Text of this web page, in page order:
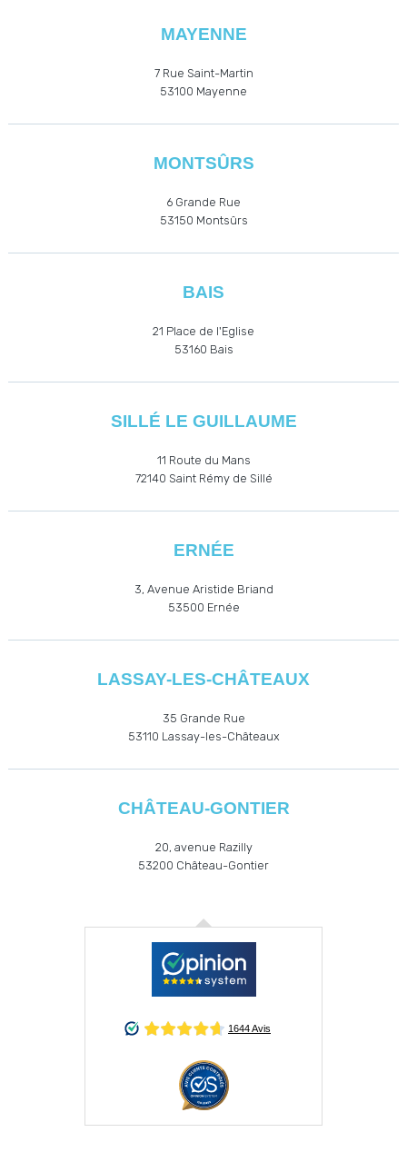
MAYENNE
7 Rue Saint-Martin
53100 Mayenne
MONTSÛRS
6 Grande Rue
53150 Montsûrs
BAIS
21 Place de l'Eglise
53160 Bais
SILLÉ LE GUILLAUME
11 Route du Mans
72140 Saint Rémy de Sillé
ERNÉE
3, Avenue Aristide Briand
53500 Ernée
LASSAY-LES-CHÂTEAUX
35 Grande Rue
53110 Lassay-les-Châteaux
CHÂTEAU-GONTIER
20, avenue Razilly
53200 Château-Gontier